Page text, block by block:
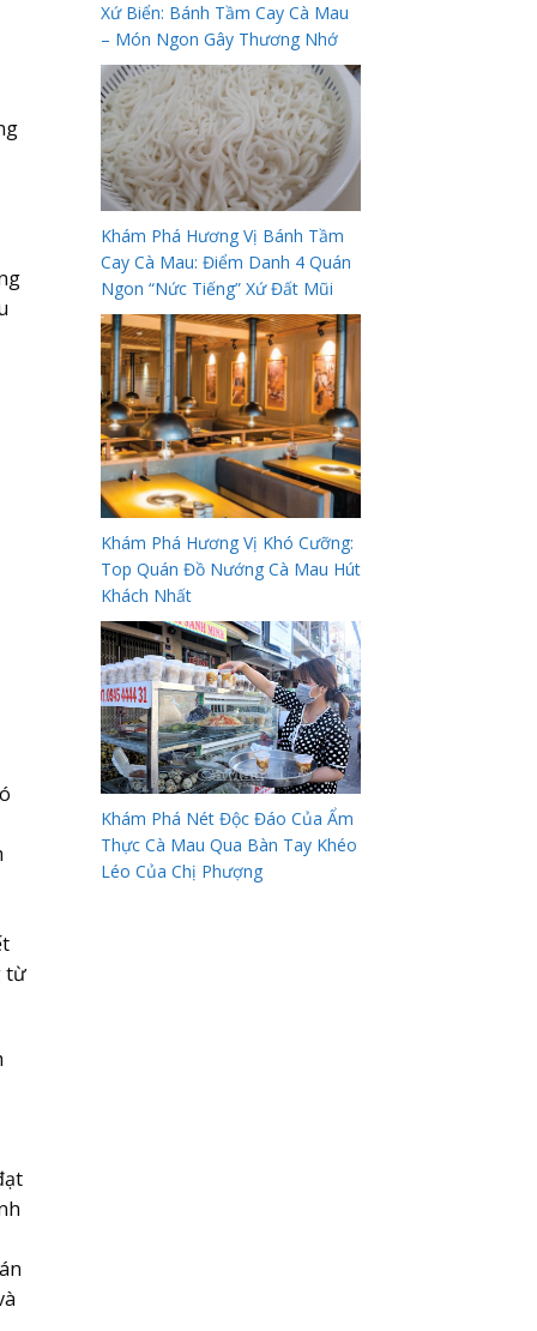
từ
Xứ Biển: Bánh Tầm Cay Cà Mau
– Món Ngon Gây Thương Nhớ
Khám Phá Hương Vị Bánh Tầm
Cay Cà Mau: Điểm Danh 4 Quán
Ngon “Nức Tiếng” Xứ Đất Mũi
Khám Phá Hương Vị Khó Cưỡng:
Top Quán Đồ Nướng Cà Mau Hút
Khách Nhất
Khám Phá Nét Độc Đáo Của Ẩm
Thực Cà Mau Qua Bàn Tay Khéo
Léo Của Chị Phượng